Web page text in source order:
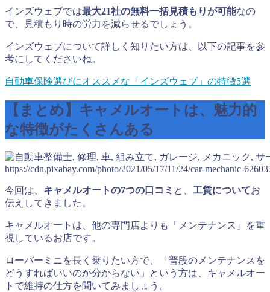
インズウェブでは最大21社の無料一括見積もりが可能なの
で、見積もり時の労力を減らせるでしょう。
インズウェブについて詳しく知りたい方は、以下の記事を参
考にしてくださいね。
自動車保険選びにオススメな「インズウェブ」の特徴5選
【まとめ】キャメルオートは、魅力的
な特徴がたくさんある
https://cdn.pixabay.com/photo/2021/05/17/11/24/car-mechanic-
今回は、 キャメルオートの7つの口コミ と、 工賃についてお
伝えしてきました。
キャメルオートは、他の専門店よりも「メンテナンス」を重
視しているお店です。
ローバーミニを長く乗りたい方で、「普段のメンテナンスを
どうすればいいのか分からない」という方は、キャメルオー
トで維持の仕方を聞いてみましょう。